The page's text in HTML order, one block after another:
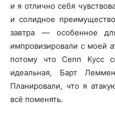
и я отлично себя
и солидное
завтра — особенное
импровизировали с моей
потому что Сепп Кусс
идеальная, Барт
Планировали, что я
всё поменять.